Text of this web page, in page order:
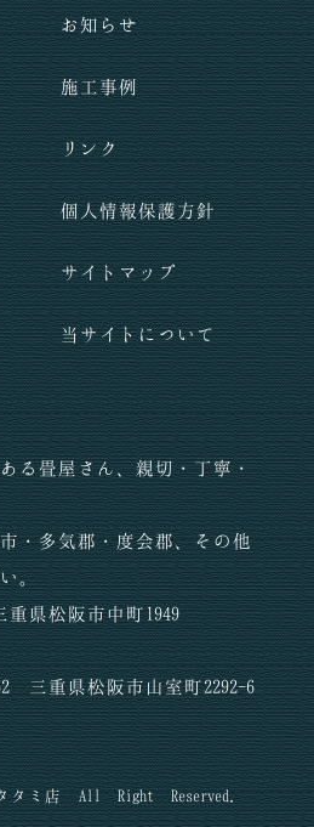
お知らせ
施工事例
リンク
個人情報保護方針
サイトマップ
当サイトについて
る畳屋さん、親切・丁寧・
・多気郡・度会郡、その他
。
県松阪市中町1949
三重県松阪市山室町2292-6
タミ店 All Right Reserved.